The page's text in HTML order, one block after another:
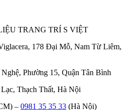
TRANG TRÍ S VIỆT
178 Đại Mỗ, Nam Từ Liêm,
Phường 15, Quận Tân Bình
Thạch Thất, Hà Nội
– 0981 35 35 33 (Hà Nội)